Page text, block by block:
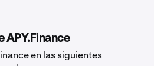
APY.Finance
en las siguientes